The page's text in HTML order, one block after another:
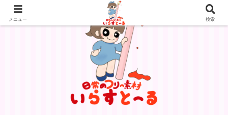
メニュー 検索